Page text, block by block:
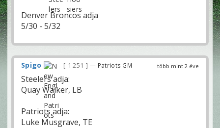
Denver Broncos adja
5/30 - 5/32
több mint 2 éve
Spigo 1 251 — Patriots GM
Steelers adja:
Quay Walker, LB
Patriots adja:
Luke Musgrave, TE